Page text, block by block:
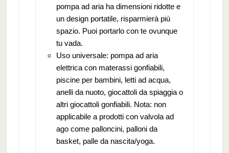
pompa ad aria ha dimensioni ridotte e
un design portatile, risparmierà più
spazio. Puoi portarlo con te ovunque
tu vada.
Uso universale: pompa ad aria
elettrica con materassi gonfiabili,
piscine per bambini, letti ad acqua,
anelli da nuoto, giocattoli da spiaggia o
altri giocattoli gonfiabili. Nota: non
applicabile a prodotti con valvola ad
ago come palloncini, palloni da
basket, palle da nascita/yoga.